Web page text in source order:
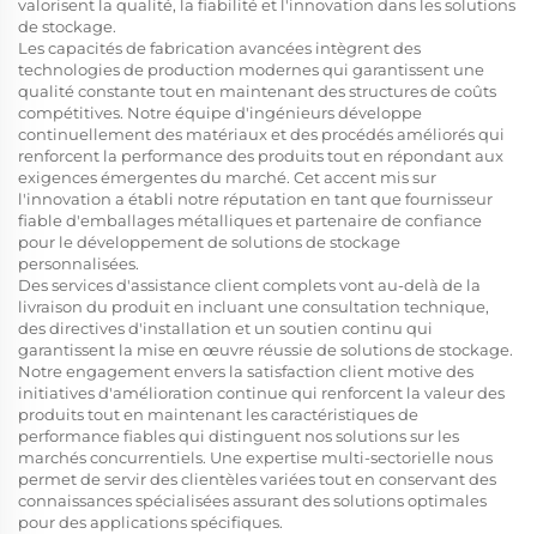
valorisent la qualité, la fiabilité et l'innovation dans les solutions
de stockage.
Les capacités de fabrication avancées intègrent des
technologies de production modernes qui garantissent une
qualité constante tout en maintenant des structures de coûts
compétitives. Notre équipe d'ingénieurs développe
continuellement des matériaux et des procédés améliorés qui
renforcent la performance des produits tout en répondant aux
exigences émergentes du marché. Cet accent mis sur
l'innovation a établi notre réputation en tant que fournisseur
fiable d'emballages métalliques et partenaire de confiance
pour le développement de solutions de stockage
personnalisées.
Des services d'assistance client complets vont au-delà de la
livraison du produit en incluant une consultation technique,
des directives d'installation et un soutien continu qui
garantissent la mise en œuvre réussie de solutions de stockage.
Notre engagement envers la satisfaction client motive des
initiatives d'amélioration continue qui renforcent la valeur des
produits tout en maintenant les caractéristiques de
performance fiables qui distinguent nos solutions sur les
marchés concurrentiels. Une expertise multi-sectorielle nous
permet de servir des clientèles variées tout en conservant des
connaissances spécialisées assurant des solutions optimales
pour des applications spécifiques.